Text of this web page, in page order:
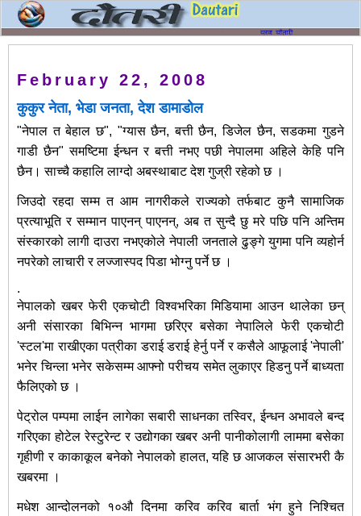
February 22, 2008
कुकुर नेता, भेडा जनता, देश डामाडोल
"नेपाल त बेहाल छ", "ग्यास छैन, बत्ती छैन, डिजेल छैन, सडकमा गुडने
गाडी छैन" समष्टिमा ईन्धन र बत्ती नभए पछी नेपालमा अहिले केहि पनि
छैन। साच्चै कहालि लाग्दो अबस्थाबाट देश गुज्री रहेको छ ।
जिउदो रहदा सम्म त आम नागरीकले राज्यको तर्फबाट कुनै सामाजिक
प्रत्याभूति र सम्मान पाएनन् पाएनन्, अब त सुन्दै छु मरे पछि पनि अन्तिम
संस्कारको लागी दाउरा नभएकोले नेपाली जनताले ढुङ्गे युगमा पनि व्यहोर्न
नपरेको लाचारी र लज्जास्पद पिडा भोग्नु पर्ने छ ।
.
नेपालको खबर फेरी एकचोटी विश्‍वभरिका मिडियामा आउन थालेका छन्
अनी संसारका बिभिन्न भागमा छरिएर बसेका नेपालिले फेरी एकचोटी
'स्टल'मा राखीएका पत्रीका डराई डराई हेर्नु पर्ने र कसैले आफूलाई 'नेपाली'
भनेर चिन्ला भनेर सकेसम्म आफ्नो परीचय समेत लुकाएर हिडनु पर्ने बाध्यता
फैलिएको छ ।
पेट्रोल पम्पमा लाईन लागेका सबारी साधनका तस्विर, ईन्धन अभावले बन्द
गरिएका होटेल रेस्टुरेन्ट र उद्योगका खबर अनी पानीकोलागी लाममा बसेका
गृहीणी र काकाकूल बनेको नेपालको हालत, यहि छ आजकल संसारभरी कै
खबरमा ।
मधेश आन्दोलनको १०औ दिनमा करिव करिव बार्ता भंग हुने निश्‍चित